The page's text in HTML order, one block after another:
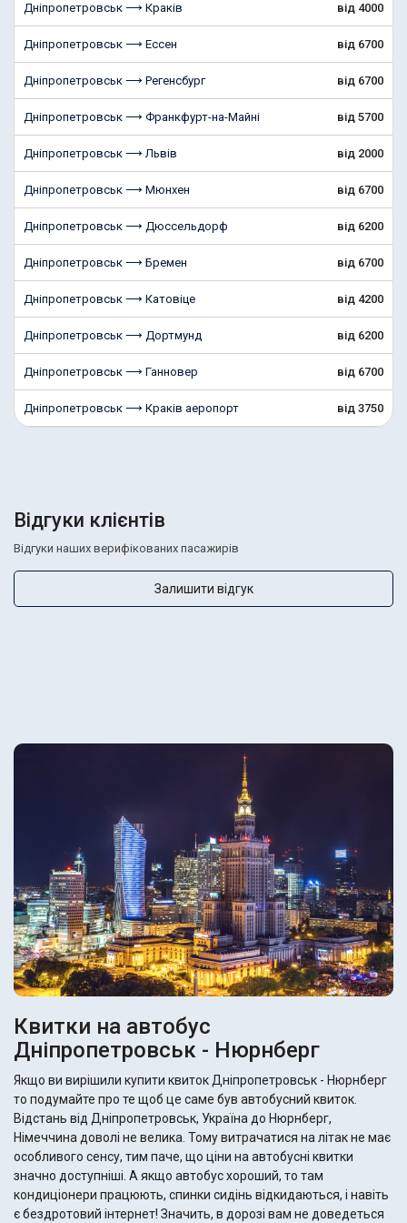
Дніпропетровськ ⟶ Краків від 4000
Дніпропетровськ ⟶ Ессен від 6700
Дніпропетровськ ⟶ Регенсбург від 6700
Дніпропетровськ ⟶ Франкфурт-на-Майні від 5700
Дніпропетровськ ⟶ Львів від 2000
Дніпропетровськ ⟶ Мюнхен від 6700
Дніпропетровськ ⟶ Дюссельдорф від 6200
Дніпропетровськ ⟶ Бремен від 6700
Дніпропетровськ ⟶ Катовіце від 4200
Дніпропетровськ ⟶ Дортмунд від 6200
Дніпропетровськ ⟶ Ганновер від 6700
Дніпропетровськ ⟶ Краків аеропорт від 3750
Відгуки клієнтів
Відгуки наших верифікованих пасажирів
Залишити відгук
Квитки на автобус
Дніпропетровськ - Нюрнберг
Якщо ви вирішили купити квиток Дніпропетровськ - Нюрнберг
то подумайте про те щоб це саме був автобусний квиток.
Відстань від Дніпропетровськ, Україна до Нюрнберг,
Німеччина доволі не велика. Тому витрачатися на літак не має
особливого сенсу, тим паче, що ціни на автобусні квитки
значно доступніші. А якщо автобус хороший, то там
кондиціонери працюють, спинки сидінь відкидаються, і навіть
є бездротовий інтернет! Значить, в дорозі вам не доведеться